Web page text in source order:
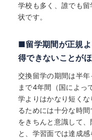
学校も多く、誰でも
状です。
■留学期間が正規
得できないことが
交換留学の期間は半
まで4年間（国によっ
学よりはかなり短く
るためには十分な時
をきちんと意識して
と、学習面では達成